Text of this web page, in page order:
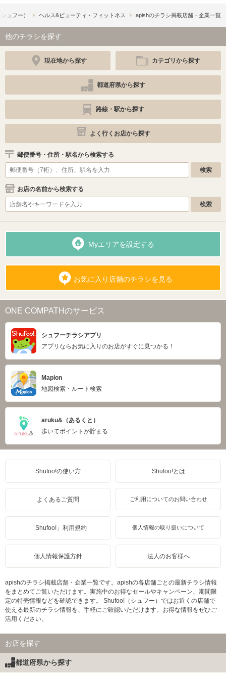
ュフー） ヘルス&ビューティ・フィットネス apishのチラシ掲載店舗・企業一覧
他のチラシを探す
現在地から探す カテゴリから探す
都道府県から探す
路線・駅から探す
よく行くお店から探す
郵便番号・住所・駅名から検索する
お店の名前から検索する
Myエリアを設定する
お気に入り店舗のチラシを見る
ONE COMPATHのサービス
シュフーチラシアプリ
アプリならお気に入りのお店がすぐに見つかる！
Mapion
地図検索・ルート検索
aruku&（あるくと）
歩いてポイントが貯まる
Shufoo!の使い方 Shufoo!とは
よくあるご質問 ご利用についてのお問い合わせ
「Shufoo!」利用規約 個人情報の取り扱いについて
個人情報保護方針 法人のお客様へ
apishのチラシ掲載店舗・企業一覧です。apishの各店舗ごとの最新チラシ情報
をまとめてご覧いただけます。実施中のお得なセールやキャンペーン、期間限
定の特売情報などを確認できます。 Shufoo!（シュフー）ではお近くの店舗で
使える最新のチラシ情報を、手軽にご確認いただけます。お得な情報をぜひご
活用ください。
お店を探す
都道府県から探す